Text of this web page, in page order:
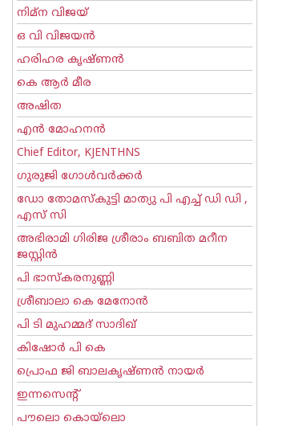
നിമ്ന വിജയ്
ഒ വി വിജയന്‍
ഹരിഹര കൃഷ്ണൻ
കെ ആര്‍ മീര
അഷിത
എന്‍ മോഹനന്‍
Chief Editor, KJENTHNS
ഗുരുജി ഗോള്‍‌വര്‍ക്കര്‍
ഡോ തോമസ്കുട്ടി മാത്യു പി എച്ച് ഡി ഡി ,
എസ് സി
അഭിരാമി ഗിരിജ ശ്രീരാം ബബിത മറീന
ജസ്റ്റിന്‍
പി ഭാസ്കരനുണ്ണി
ശ്രീബാലാ കെ മേനോന്‍
പി ടി മുഹമ്മദ് സാദിഖ്‌
കിഷോർ പി കെ
പ്രൊഫ ജി ബാലകൃഷ്ണന്‍ നായര്‍
ഇന്നസെന്റ്‌
പൗലൊ കൊയ്ലൊ